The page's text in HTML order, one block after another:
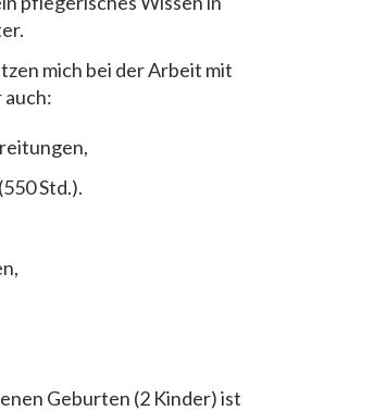
mich bei der Arbeit mit
Std.).
Geburten (2 Kinder) ist